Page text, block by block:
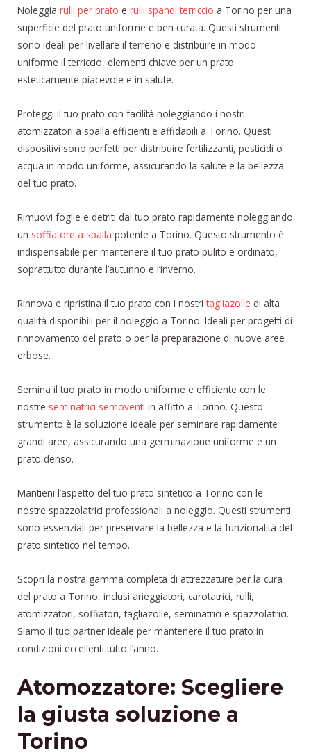
Noleggia rulli per prato e rulli spandi terriccio a Torino per una
superficie del prato uniforme e ben curata. Questi strumenti
sono ideali per livellare il terreno e distribuire in modo
uniforme il terriccio, elementi chiave per un prato
esteticamente piacevole e in salute.
Proteggi il tuo prato con facilità noleggiando i nostri
atomizzatori a spalla efficienti e affidabili a Torino. Questi
dispositivi sono perfetti per distribuire fertilizzanti, pesticidi o
acqua in modo uniforme, assicurando la salute e la bellezza
del tuo prato.
Rimuovi foglie e detriti dal tuo prato rapidamente noleggiando
un soffiatore a spalla potente a Torino. Questo strumento è
indispensabile per mantenere il tuo prato pulito e ordinato,
soprattutto durante l’autunno e l’inverno.
Rinnova e ripristina il tuo prato con i nostritagliazolle di alta
qualità disponibili per il noleggio a Torino. Ideali per progetti di
rinnovamento del prato o per la preparazione di nuove aree
erbose.
Semina il tuo prato in modo uniforme e efficiente con le
nostre seminatrici semoventi in affitto a Torino. Questo
strumento è la soluzione ideale per seminare rapidamente
grandi aree, assicurando una germinazione uniforme e un
prato denso.
Mantieni l’aspetto del tuo prato sintetico a Torino con le
nostre spazzolatrici professionali a noleggio. Questi strumenti
sono essenziali per preservare la bellezza e la funzionalità del
prato sintetico nel tempo.
Scopri la nostra gamma completa di attrezzature per la cura
del prato a Torino, inclusi arieggiatori, carotatrici, rulli,
atomizzatori, soffiatori, tagliazolle, seminatrici e spazzolatrici.
Siamo il tuo partner ideale per mantenere il tuo prato in
condizioni eccellenti tutto l’anno.
Atomozzatore: Scegliere
la giusta soluzione a
Torino